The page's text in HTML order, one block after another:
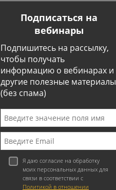
Подписаться на
вебинары
Подпишитесь на рассылку,
чтобы получать
информацию о вебинарах и
другие полезные материалы
(без спама)
Я даю согласие на обработку
моих персональных данных для
связи в соответствии с
Политикой в отношении